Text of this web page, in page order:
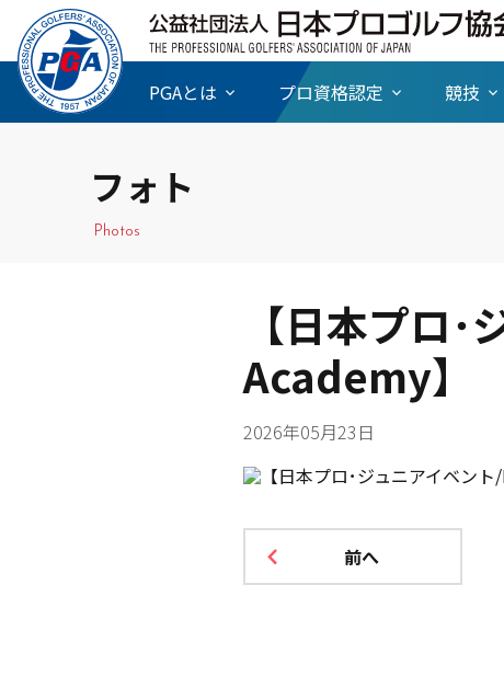
PGAとは プロ資格認定 競技
フォト
Photos
【日本プロ
Academy】
2026年05月23日
前へ